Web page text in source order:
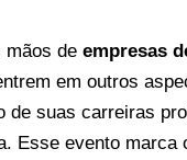
mãos de empresas
em outros
de suas carreiras
Esse evento